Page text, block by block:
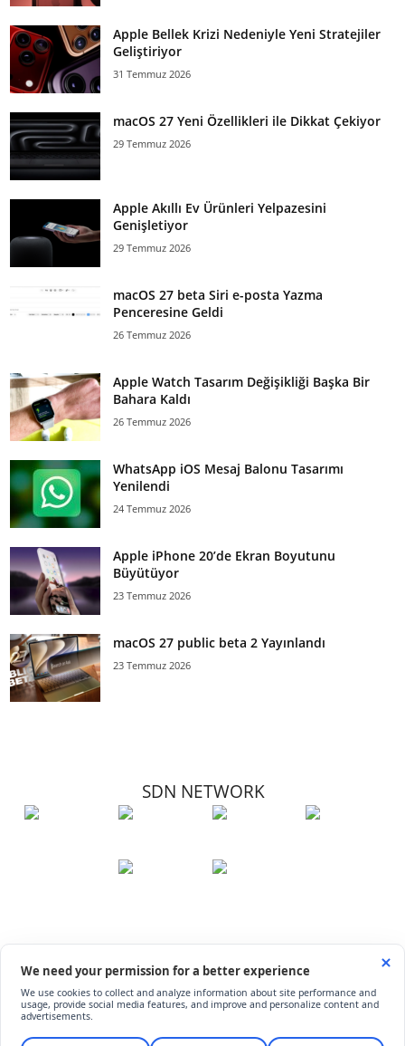
Apple Bellek Krizi Nedeniyle Yeni Stratejiler
Geliştiriyor
31 Temmuz 2026
macOS 27 Yeni Özellikleri ile Dikkat Çekiyor
29 Temmuz 2026
Apple Akıllı Ev Ürünleri Yelpazesini
Genişletiyor
29 Temmuz 2026
macOS 27 beta Siri e-posta Yazma
Penceresine Geldi
26 Temmuz 2026
Apple Watch Tasarım Değişikliği Başka Bir
Bahara Kaldı
26 Temmuz 2026
WhatsApp iOS Mesaj Balonu Tasarımı
Yenilendi
24 Temmuz 2026
Apple iPhone 20’de Ekran Boyutunu
Büyütüyor
23 Temmuz 2026
macOS 27 public beta 2 Yayınlandı
23 Temmuz 2026
SDN NETWORK